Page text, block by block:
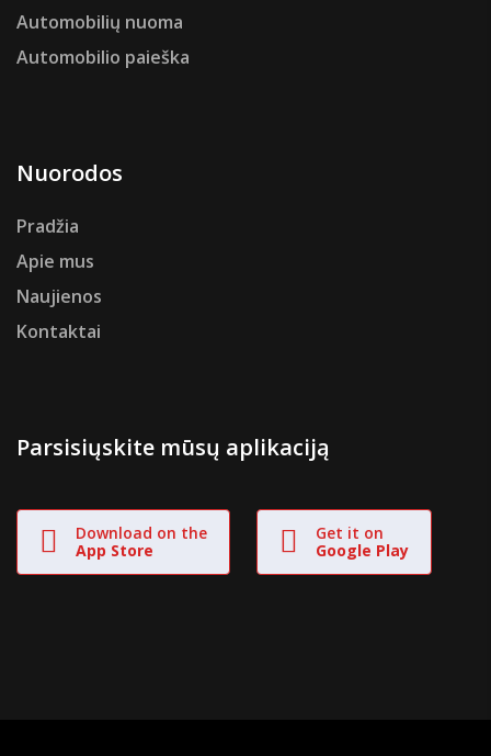
Automobilių nuoma
Automobilio paieška
Nuorodos
Pradžia
Apie mus
Naujienos
Kontaktai
Parsisiųskite mūsų aplikaciją
Download on the
App Store
Get it on
Google Play